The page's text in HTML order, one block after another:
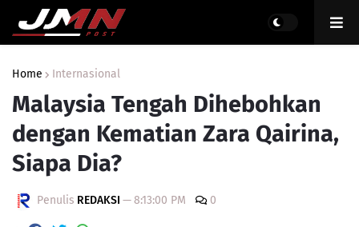
Home Internasional
Malaysia Tengah Dihebohkan
dengan Kematian Zara Qairina,
Siapa Dia?
Penulis REDAKSI —8:13:00 PM 0